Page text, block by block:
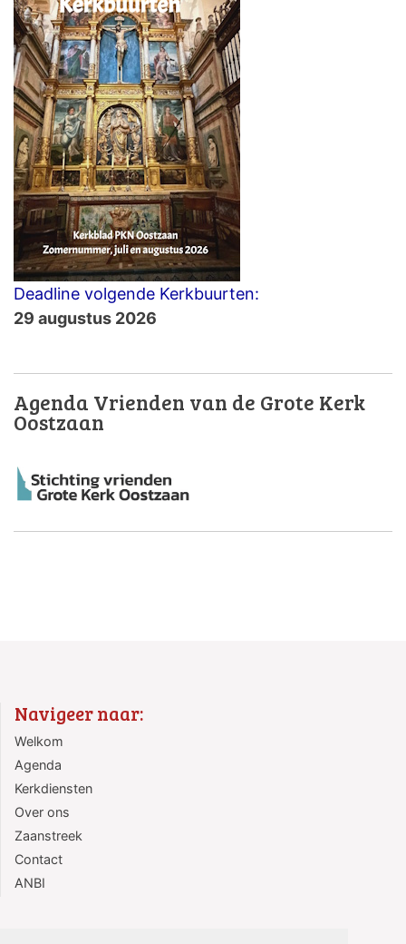
Deadline volgende Kerkbuurten:
29 augustus 2026
Agenda Vrienden van de Grote Kerk
Oostzaan
Navigeer naar:
Welkom
Agenda
Kerkdiensten
Over ons
Zaanstreek
Contact
ANBI